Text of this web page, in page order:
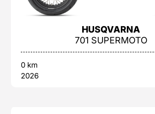
HUSQVARNA
701 SUPERMOTO
0 km
2026